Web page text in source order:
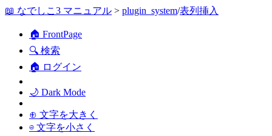
📖 なでしこ3 マニュアル > plugin_system/表列挿入
🏠 FrontPage
🔍 検索
🏠 ログイン
🌙 Dark Mode
⊕ 文字を大きく
⊖ 文字を小さく